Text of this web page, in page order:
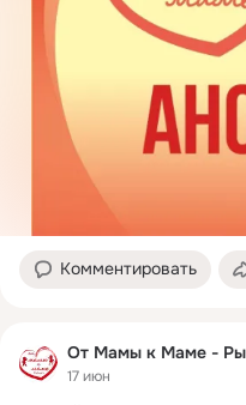
Комментировать
От Мамы к Маме -
17 июн